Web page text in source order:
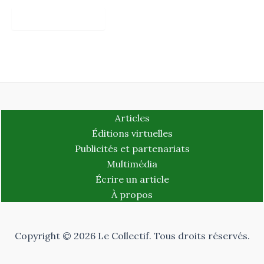
Articles
Éditions virtuelles
Publicités et partenariats
Multimédia
Écrire un article
À propos
Copyright © 2026 Le Collectif. Tous droits réservés.